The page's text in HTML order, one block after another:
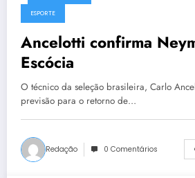
ESPORTE
Ancelotti confirma
Escócia
O técnico da seleção brasileira, Carlo
previsão para o retorno de…
Redação 0 Comentários